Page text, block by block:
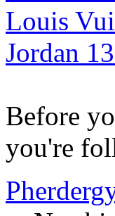
Louis
Jordan
Before
you're